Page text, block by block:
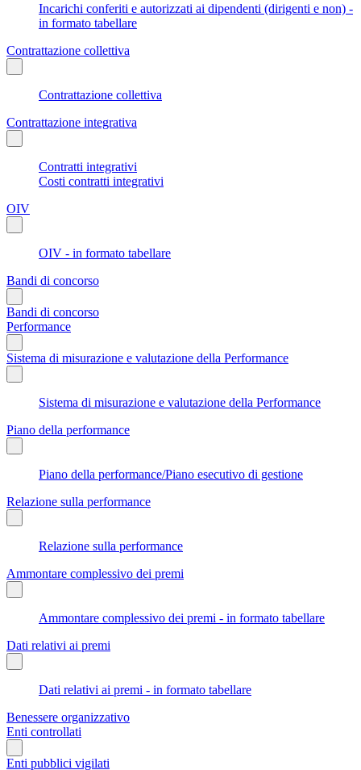
Incarichi conferiti e autorizzati ai dipendenti (dirigenti e non) -
in formato tabellare
Contrattazione collettiva
Contrattazione collettiva
Contrattazione integrativa
Contratti integrativi
Costi contratti integrativi
OIV
OIV - in formato tabellare
Bandi di concorso
Bandi di concorso
Performance
Sistema di misurazione e valutazione della Performance
Sistema di misurazione e valutazione della Performance
Piano della performance
Piano della performance/Piano esecutivo di gestione
Relazione sulla performance
Relazione sulla performance
Ammontare complessivo dei premi
Ammontare complessivo dei premi - in formato tabellare
Dati relativi ai premi
Dati relativi ai premi - in formato tabellare
Benessere organizzativo
Enti controllati
Enti pubblici vigilati